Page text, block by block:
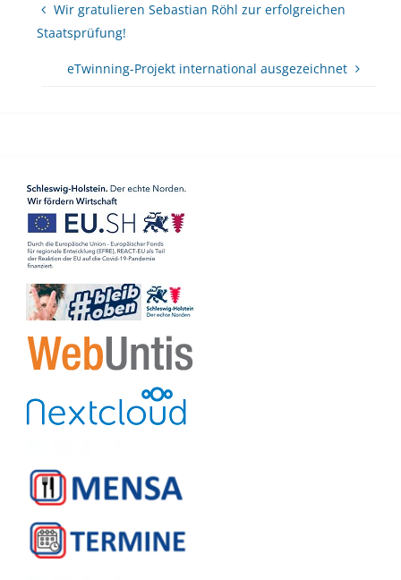
Wir gratulieren Sebastian Röhl zur erfolgreichen
Staatsprüfung!
eTwinning-Projekt international ausgezeichnet